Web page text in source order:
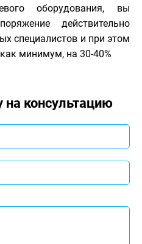
оборудования, вы
действительно
специалистов и при этом
минимум, на 30-40%
на консультацию